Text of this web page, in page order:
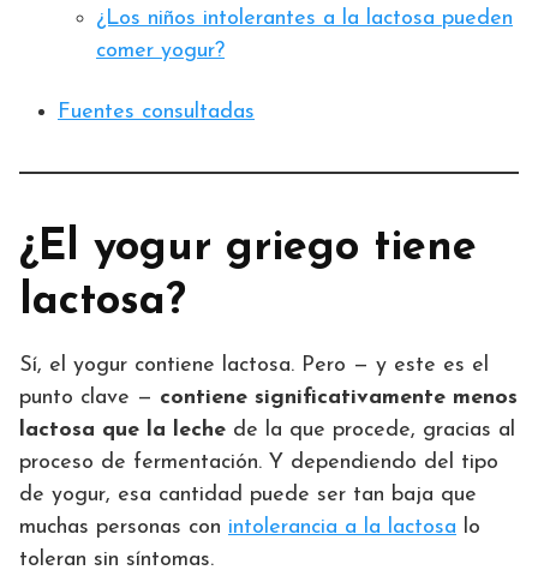
¿Los niños intolerantes a la lactosa pueden
comer yogur?
Fuentes consultadas
¿El yogur griego tiene
lactosa?
Sí, el yogur contiene lactosa. Pero — y este es el
punto clave — contiene significativamente menos
lactosa que la leche de la que procede, gracias al
proceso de fermentación. Y dependiendo del tipo
de yogur, esa cantidad puede ser tan baja que
muchas personas con intolerancia a la lactosa lo
toleran sin síntomas.